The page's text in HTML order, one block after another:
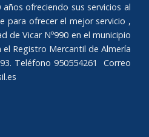
ofreciendo sus servicios al
para ofrecer el mejor servicio ,
de Vicar Nº990 en el municipio
Registro Mercantil de Almería
Teléfono 950554261 Correo